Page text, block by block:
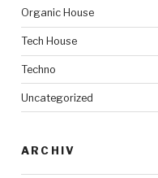
Organic House
Tech House
Techno
Uncategorized
ARCHIV